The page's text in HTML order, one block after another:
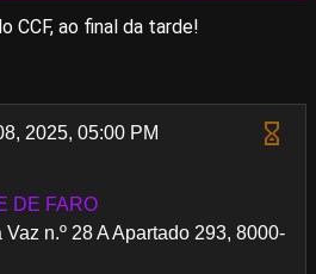
CCF, ao final da tarde!
2025, 05:00 PM
DE FARO
n.º 28 A Apartado 293, 8000-